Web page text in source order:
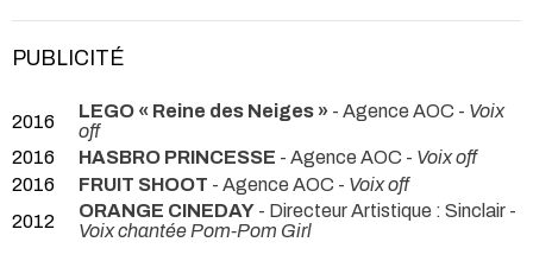
PUBLICITÉ
2016 LEGO « Reine des Neiges » - Agence AOC - Voix
off
2016
HASBRO PRINCESSE - Agence AOC - Voix off
2016
FRUIT SHOOT - Agence AOC - Voix off
2012
ORANGE CINEDAY - Directeur Artistique : Sinclair -
Voix chantée Pom-Pom Girl